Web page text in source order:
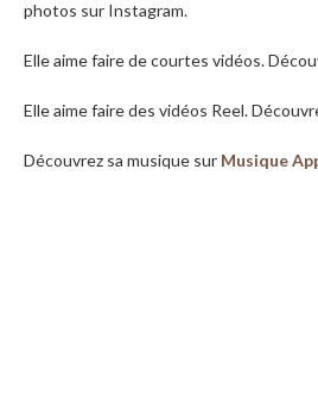
photos sur Instagram.
Elle aime faire de courtes vidéos.
Elle aime faire des vidéos Reel.
Découvrez sa musique sur Musique